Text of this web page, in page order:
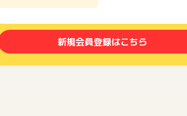
新規会員登録はこちら